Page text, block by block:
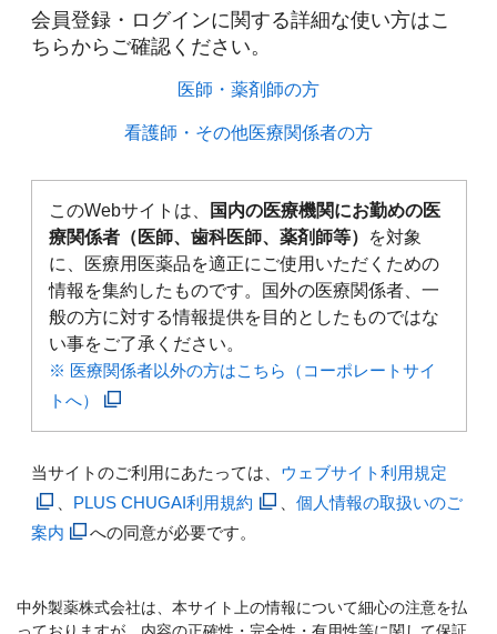
会員登録・ログインに関する詳細な使い方はこ
ちらからご確認ください。​
医師・薬剤師の方​
看護師・その他医療関係者の方​
このWebサイトは、
国内の医療機関にお勤めの医
療関係者（医師、歯科医師、薬剤師等）
を対象
に、医療用医薬品を適正にご使用いただくための
情報を集約したものです。国外の医療関係者、一
般の方に対する情報提供を目的としたものではな
い事をご了承ください。
※ 医療関係者以外の方はこちら（コーポレートサイ
トへ）
当サイトのご利用にあたっては、 ウェブサイト利用規定
PLUS CHUGAI利用規約
個人情報の取扱いのご
案内
への同意が必要です。
中外製薬株式会社は、本サイト上の情報について細心の注意を払
っておりますが、内容の正確性・完全性・有用性等に関して保証